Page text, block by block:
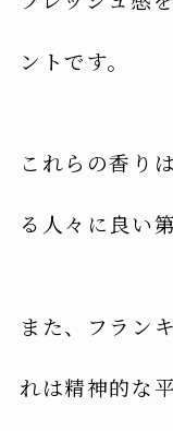
ントです。
これらの香り
る人々に良い
また、フラン
れは精神的な